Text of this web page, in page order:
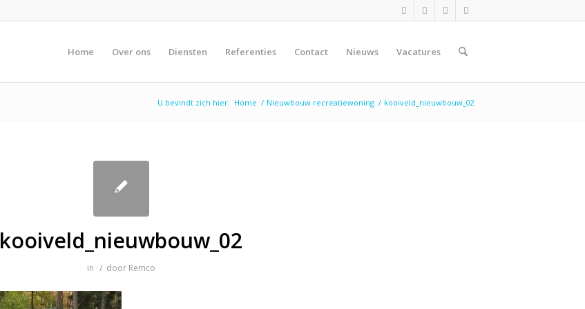
Home Over ons Diensten Referenties Contact Nieuws Vacatures
U bevindt zich hier: Home / Nieuwbouw recreatiewoning / kooiveld_nieuwbouw_02
kooiveld_nieuwbouw_02
in / door Remco